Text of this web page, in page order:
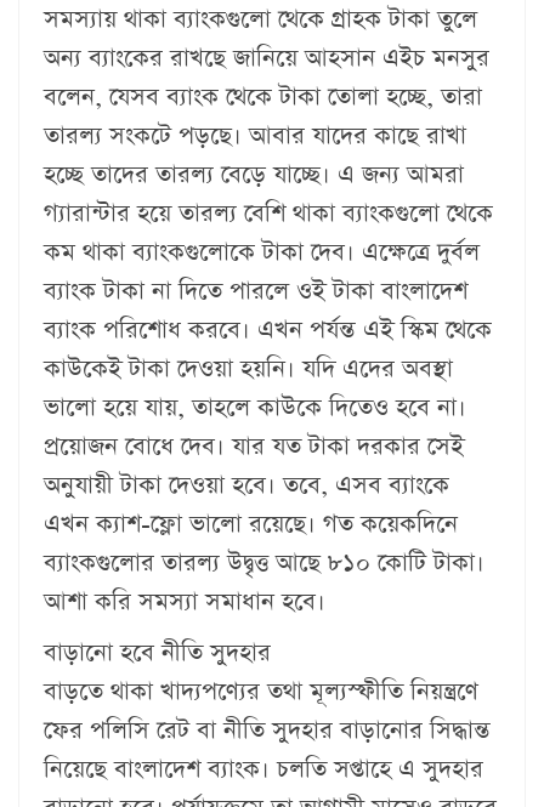
সমস্যায় থাকা ব্যাংকগুলো থেকে গ্রাহক টাকা তুলে
অন্য ব্যাংকের রাখছে জানিয়ে আহসান এইচ মনসুর
বলেন, যেসব ব্যাংক থেকে টাকা তোলা হচ্ছে, তারা
তারল্য সংকটে পড়ছে। আবার যাদের কাছে রাখা
হচ্ছে তাদের তারল্য বেড়ে যাচ্ছে। এ জন্য আমরা
গ্যারান্টার হয়ে তারল্য বেশি থাকা ব্যাংকগুলো থেকে
কম থাকা ব্যাংকগুলোকে টাকা দেব। এক্ষেত্রে দুর্বল
ব্যাংক টাকা না দিতে পারলে ওই টাকা বাংলাদেশ
ব্যাংক পরিশোধ করবে। এখন পর্যন্ত এই স্কিম থেকে
কাউকেই টাকা দেওয়া হয়নি। যদি এদের অবস্থা
ভালো হয়ে যায়, তাহলে কাউকে দিতেও হবে না।
প্রয়োজন বোধে দেব। যার যত টাকা দরকার সেই
অনুযায়ী টাকা দেওয়া হবে। তবে, এসব ব্যাংকে
এখন ক্যাশ-ফ্লো ভালো রয়েছে। গত কয়েকদিনে
ব্যাংকগুলোর তারল্য উদ্বৃত্ত আছে ৮১০ কোটি টাকা।
আশা করি সমস্যা সমাধান হবে।
বাড়ানো হবে নীতি সুদহার
বাড়তে থাকা খাদ্যপণ্যের তথা মূল্যস্ফীতি নিয়ন্ত্রণে
ফের পলিসি রেট বা নীতি সুদহার বাড়ানোর সিদ্ধান্ত
নিয়েছে বাংলাদেশ ব্যাংক। চলতি সপ্তাহে এ সুদহার